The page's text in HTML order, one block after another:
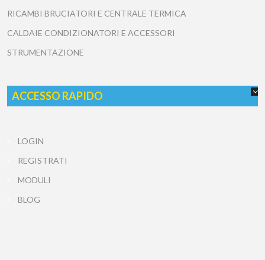
RICAMBI BRUCIATORI E CENTRALE TERMICA
CALDAIE CONDIZIONATORI E ACCESSORI
STRUMENTAZIONE
ACCESSO RAPIDO
LOGIN
REGISTRATI
MODULI
BLOG